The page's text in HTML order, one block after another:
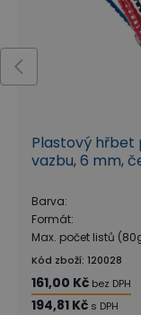
Plastový hřbet
vazbu, 6 mm,
Barva:
Formát:
Max. počet listů
Kód zboží: 120028
161,00 Kč bez DPH
194,81 Kč s DPH